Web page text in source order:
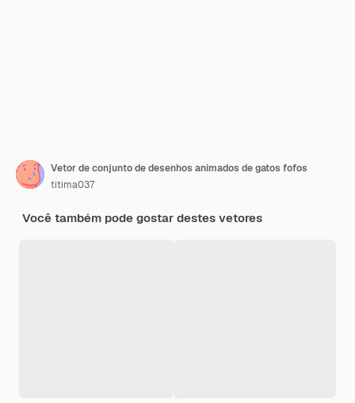
Vetor de conjunto de desenhos animados de gatos fofos
titima037
Você também pode gostar destes vetores